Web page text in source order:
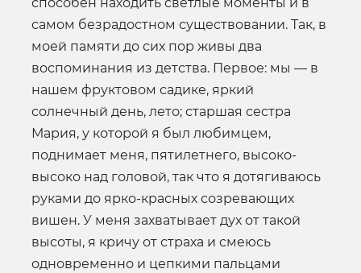
самом безрадостном существовании. Так, в
моей памяти до сих пор живы два
воспоминания из детства. Первое: мы — в
нашем фруктовом садике, яркий
солнечный день, лето; старшая сестра
Мария, у которой я был любимцем,
поднимает меня, пятилетнего, высоко-
высоко над головой, так что я дотягиваюсь
руками до ярко-красных созревающих
вишен. У меня захватывает дух от такой
высоты, я кричу от страха и смеюсь
одновременно и цепкими пальцами